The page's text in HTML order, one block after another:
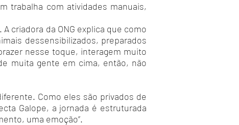
trabalha com atividades manuais,
criadora da ONG explica que como
dessensibilizados, preparados
nesse toque, interagem muito
muita gente em cima, então, não
Como eles são privados de
Galope, a jornada é estruturada
uma emoção”.